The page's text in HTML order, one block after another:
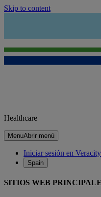
Skip to content
Healthcare
MenuAbrir menú
Iniciar sesión en Veracity
Spain
SITIOS WEB